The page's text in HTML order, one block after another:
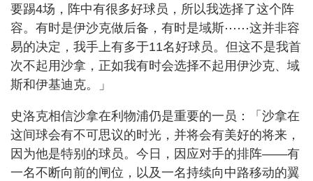
要踢4场，阵中有很多好球员，所以我选择了这个阵
容。有时是伊沙克做后备，有时是域斯⋯⋯这并非容
易的决定，我手上有多于11名好球员。但这不是我首
次不起用沙拿，正如我有时会选择不起用伊沙克、域
斯和伊基迪克。」
史洛克相信沙拿在利物浦仍是重要的一员：「沙拿在
这间球会有不可思议的时光，并将会有美好的将来，
因为他是特别的球员。今日，因应对手的排阵——有
一名不断向前的闸位，以及一名持续向中路移动的翼